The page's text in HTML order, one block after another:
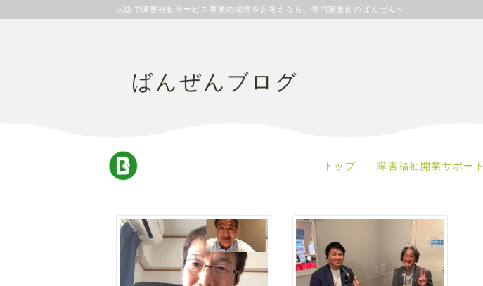
大阪で障害福祉サービス事業の開業をお考えなら、専門家集団のばんぜんへ
ばんぜんブログ
トップ 障害福祉開業サポート